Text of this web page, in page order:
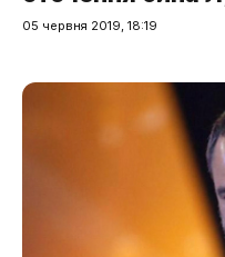
05 червня 2019, 18:19